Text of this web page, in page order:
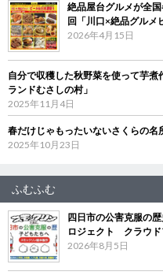
絶品屋台グルメが全
回「川口×絶品グルメ
2026年4月15日
自分で収穫した秋野菜を使って芋
ランドむさしの村」
2025年11月4日
春だけじゃもったいないさくらの名
2025年10月23日
ふむふむ
四日市の公害克服の
ロジェクト クラウド
2026年8月5日